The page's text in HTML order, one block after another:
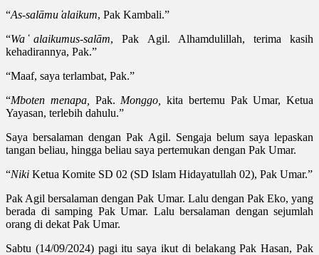
“As-salāmu ̒alaikum, Pak Kambali.”
“Wa ̒alaikumus-salām, Pak Agil. Alhamdulillah, terima kasih
kehadirannya, Pak.”
“Maaf, saya terlambat, Pak.”
“Mboten menapa, Pak.Monggo, kita bertemu Pak Umar, Ketua
Yayasan, terlebih dahulu.”
Saya bersalaman dengan Pak Agil. Sengaja belum saya lepaskan
tangan beliau, hingga beliau saya pertemukan dengan Pak Umar.
“Niki Ketua Komite SD 02 (SD Islam Hidayatullah 02), Pak Umar.”
Pak Agil bersalaman dengan Pak Umar. Lalu dengan Pak Eko, yang
berada di samping Pak Umar. Lalu bersalaman dengan sejumlah
orang di dekat Pak Umar.
Sabtu (14/09/2024) pagi itu saya ikut di belakang Pak Hasan, Pak